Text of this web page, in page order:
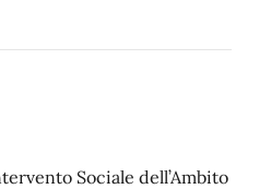
Sociale dell’Ambito